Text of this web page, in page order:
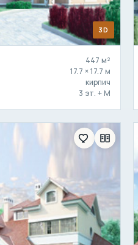
3D
447 м²
17.7 × 17.7 м
кирпич
3 эт. + М